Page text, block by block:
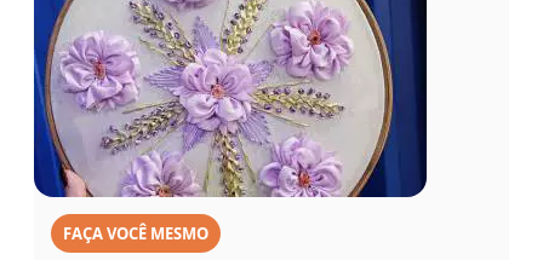
FAÇA VOCÊ MESMO